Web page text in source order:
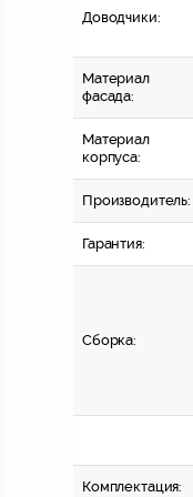
Доводчики:
Материал
фасада:
Материал
корпуса:
Производитель:
Гарантия:
Сборка:
Комплектация: